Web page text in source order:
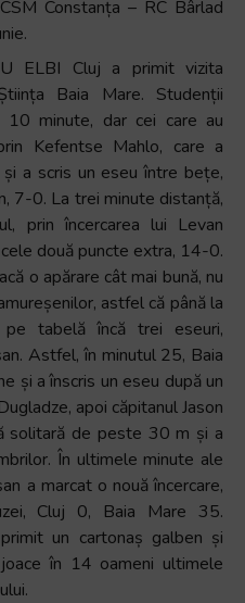
Constanța – RC Bârlad
ELBI Cluj a primit vizita
Baia Mare. Studenții
minute, dar cei care au
Kefentse Mahlo, care a
a scris un eseu între bețe,
7-0. La trei minute distanță,
prin încercarea lui Levan
două puncte extra, 14-0.
o apărare cât mai bună, nu
astfel că până la
tabelă încă trei eseuri,
Astfel, în minutul 25, Baia
și a înscris un eseu după un
apoi căpitanul Jason
solitară de peste 30 m și a
În ultimele minute ale
a marcat o nouă încercare,
Cluj 0, Baia Mare 35.
un cartonaș galben și
în 14 oameni ultimele